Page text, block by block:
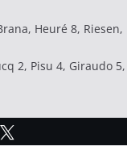
Heuré 8,
2, Pisu 4, Giraudo